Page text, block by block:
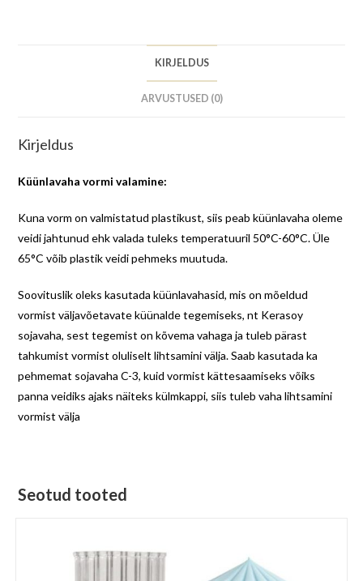
KIRJELDUS
ARVUSTUSED (0)
Kirjeldus
Küünlavaha vormi valamine:
Kuna vorm on valmistatud plastikust, siis peab küünlavaha oleme
veidi jahtunud ehk valada tuleks temperatuuril 50°C-60°C. Üle
65°C võib plastik veidi pehmeks muutuda.
Soovituslik oleks kasutada küünlavahasid, mis on mõeldud
vormist väljavõetavate küünalde tegemiseks, nt Kerasoy
sojavaha, sest tegemist on kõvema vahaga ja tuleb pärast
tahkumist vormist oluliselt lihtsamini välja. Saab kasutada ka
pehmemat sojavaha C-3, kuid vormist kättesaamiseks võiks
panna veidiks ajaks näiteks külmkappi, siis tuleb vaha lihtsamini
vormist välja
Seotud tooted